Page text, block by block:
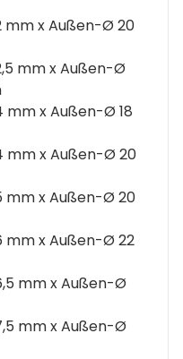
mm x Außen-Ø 20
mm x Außen-Ø
mm x Außen-Ø 18
mm x Außen-Ø 20
mm x Außen-Ø 20
mm x Außen-Ø 22
mm x Außen-Ø
mm x Außen-Ø